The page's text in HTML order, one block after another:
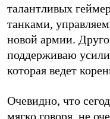
талантливых
танками,
новой армии.
поддерживаю
которая ведет
Очевидно, что
мягко говоря, не